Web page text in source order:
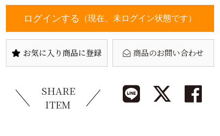
ログインする （現在、未ログイン状態です）
お気に入り商品に登録 商品のお問い合わせ
SHARE
ITEM